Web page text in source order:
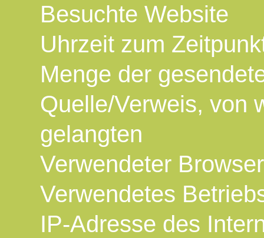
Besuchte Website
Uhrzeit zum
Menge der
Quelle/Verweis, von
gelangten
Verwendeter Browser
Verwendetes
IP-Adresse des